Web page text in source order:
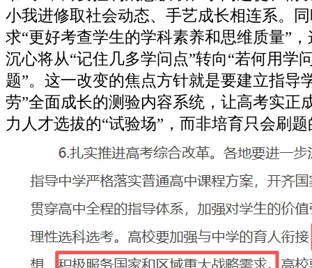
小我进修取社会动态、手艺成长相连系。
求“更好考查学生的学科素养和思维质量”
沉心将从“记住几多学问点”转向“若何用学
题”。这一改变的焦点方针就是要建立指导
劳”全面成长的测验内容系统，让高考实正
力人才选拔的“试验场”，而非培育只会刷题